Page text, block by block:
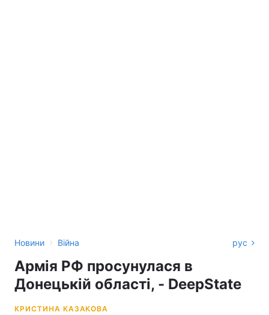
Новини › Війна рус
Армія РФ просунулася в
Донецькій області, - DeepState
КРИСТИНА КАЗАКОВА